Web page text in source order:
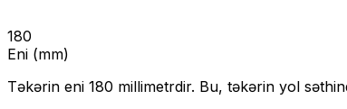
180
Eni (mm)
Təkərin eni 180 millimetrdir. Bu, təkərin yol